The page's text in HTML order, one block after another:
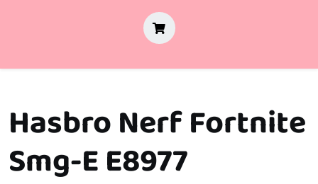
Hasbro Nerf Fortnite
Smg-E E8977